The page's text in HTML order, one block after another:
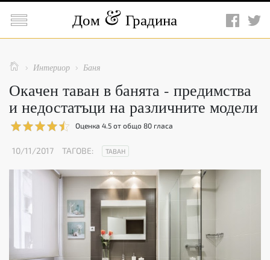
 Дом Градина
  Интериор  Баня
Окачен таван в банята - предимства
и недостатъци на различните модели
Оценка 4.5 от общо 80 гласа
10/11/2017 ТАГОВЕ: ТАВАН